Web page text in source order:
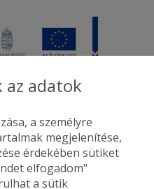
- Diston-line Kft.
áron, egy helyen az összes
étterem ajánlata.
adatok
a személyre
megjelenítése,
érdekében sütiket
elfogadom"
a sütik